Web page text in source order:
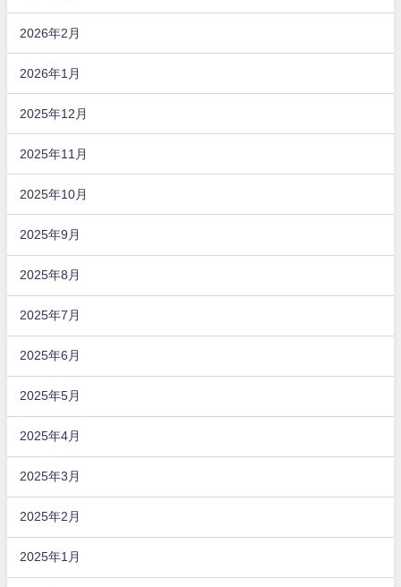
2026年2月
2026年1月
2025年12月
2025年11月
2025年10月
2025年9月
2025年8月
2025年7月
2025年6月
2025年5月
2025年4月
2025年3月
2025年2月
2025年1月